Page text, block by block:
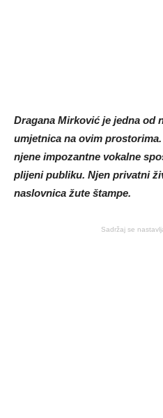
Dragana Mirković je jedna od
umjetnica na ovim
njene impozantne vokalne
plijeni publiku. Njen privatni
naslovnica žute štampe.
Sadržaj se